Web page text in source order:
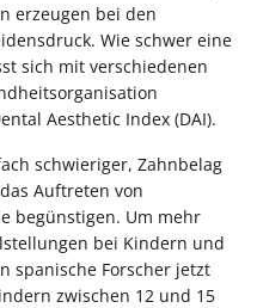
erzeugen bei den
Wie schwer eine
sich mit verschiedenen
Aesthetic Index (DAI).
schwieriger, Zahnbelag
Auftreten von
begünstigen. Um mehr
bei Kindern und
spanische Forscher jetzt
zwischen 12 und 15